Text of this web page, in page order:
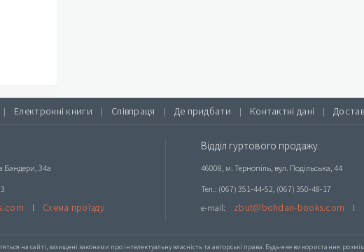
| Електронні книги | Співпраця | Де придбати | Контактні дані |
Бандери, 34а
l Схема проїзду
Відділ гуртового продажу:
46008, м. Тернопіль, вул. Подільська, 44
Тел.: (067) 351-44-52, (067) 350-48-17
e-mail:
zbut@bohdan-books.com l
на сайті, захищені законами про інтелектуальну власність та авторські права. Будь-яке використання